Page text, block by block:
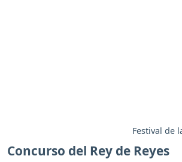
Festival de
Concurso del Rey de Reyes